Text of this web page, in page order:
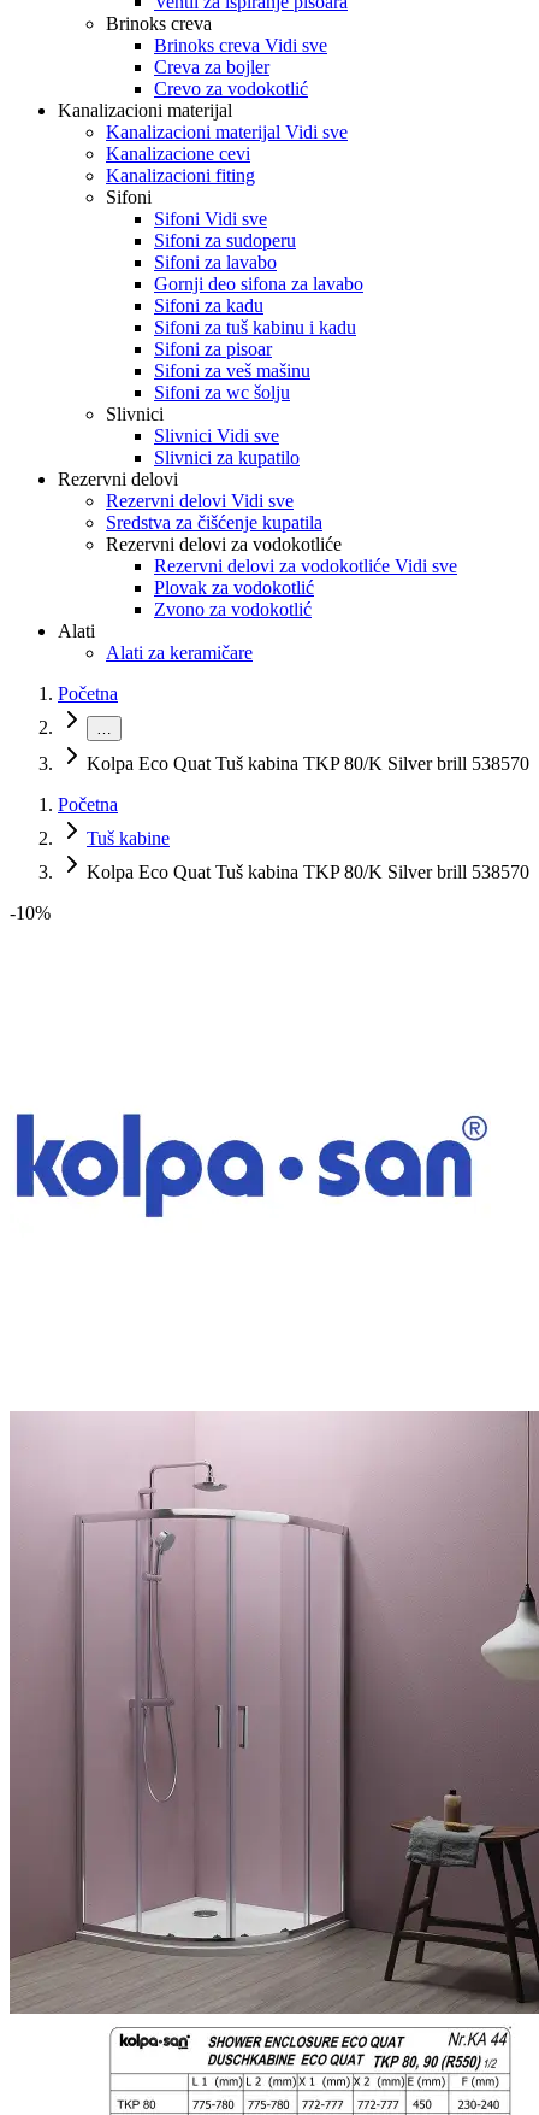
Brinoks creva
Brinoks creva Vidi sve
Creva za bojler
Crevo za vodokotlić
Kanalizacioni materijal
Kanalizacioni materijal Vidi sve
Kanalizacione cevi
Kanalizacioni fiting
Sifoni
Sifoni Vidi sve
Sifoni za sudoperu
Sifoni za lavabo
Gornji deo sifona za lavabo
Sifoni za kadu
Sifoni za tuš kabinu i kadu
Sifoni za pisoar
Sifoni za veš mašinu
Sifoni za wc šolju
Slivnici
Slivnici Vidi sve
Slivnici za kupatilo
Rezervni delovi
Rezervni delovi Vidi sve
Sredstva za čišćenje kupatila
Rezervni delovi za vodokotliće
Rezervni delovi za vodokotliće Vidi sve
Plovak za vodokotlić
Zvono za vodokotlić
Alati
Alati za keramičare
Početna
…
Kolpa Eco Quat Tuš kabina TKP 80/K Silver brill 538570
Početna
Tuš kabine
Kolpa Eco Quat Tuš kabina TKP 80/K Silver brill 538570
-10%